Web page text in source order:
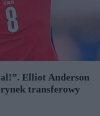
Elliot Anderson
rynek transferowy